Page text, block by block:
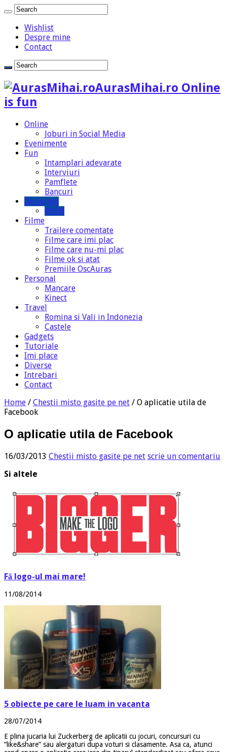
Wishlist
Despre mine
Contact
AurasMihai.ro Online
is fun
Online
Joburi in Social Media
Evenimente
Fun
Intamplari adevarate
Interviuri
Pamflete
Bancuri
De pe net
WOW
Filme
Trailere comentate
Filme care imi plac
Filme care nu-mi plac
Filme ok si atat
Premiile OscAuras
Personal
Mancare
Kinect
Travel
Romina si Vali in Indonezia
Castele
Gadgets
Tutoriale
Imi place
Diverse
Intrebari
Contact
Home / Chestii misto gasite pe net / O aplicatie utila de
Facebook
O aplicatie utila de Facebook
16/03/2013 Chestii misto gasite pe net scrie un comentariu
Si altele
Fă logo-ul mai mare!
11/08/2014
5 obiecte pe care le luam in vacanta
28/07/2014
E plina jucaria lui Zuckerberg de aplicatii cu jocuri, concursuri cu
“like&share” sau alergaturi dupa voturi si clasamente. Asa ca, atunci